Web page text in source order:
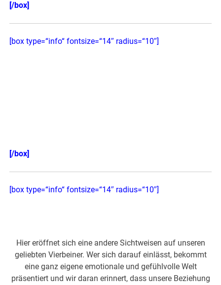
[/box]
[box type=“info“ fontsize=“14″ radius=“10″]
[/box]
[box type=“info“ fontsize=“14″ radius=“10″]
Hier eröffnet sich eine andere Sichtweisen auf unseren
geliebten Vierbeiner. Wer sich darauf einlässt, bekommt
eine ganz eigene emotionale und gefühlvolle Welt
präsentiert und wir daran erinnert, dass unsere Beziehung